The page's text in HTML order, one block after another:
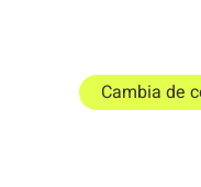
Cambia de